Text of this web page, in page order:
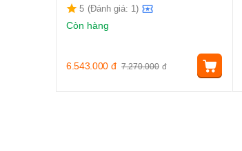
5 (Đánh giá: 1)
Còn hàng
7.270.000 đ
6.543.000 đ